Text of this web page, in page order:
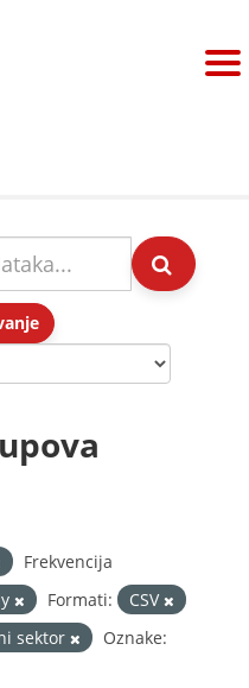
Frekvencija
Formati:
CSV
sektor
Oznake: